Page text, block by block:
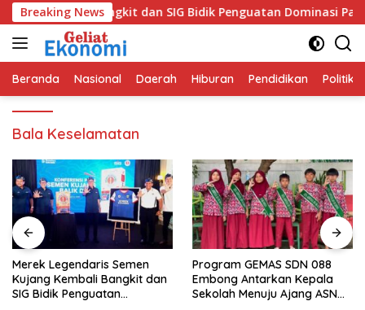
Langsung
ke
konten
Breaking News
Kembali Bangkit dan SIG Bidik Penguatan Dominasi Pasar di
Beranda Nasional Daerah Hiburan Pendidikan Politik
Bala Keselamatan
Merek Legendaris Semen
Kujang Kembali Bangkit dan
SIG Bidik Penguatan
Program GEMAS SDN 088
Embong Antarkan Kepala
Sekolah Menuju Ajang ASN